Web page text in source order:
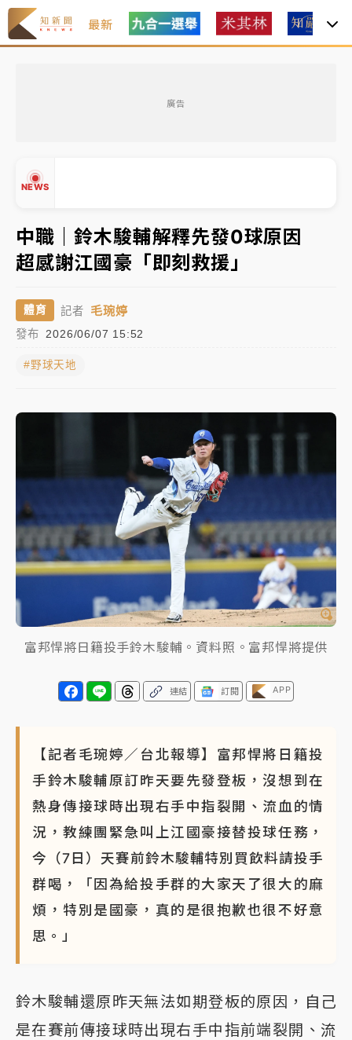
最新
廣告
NEWS
處置制度大變革！ 證交所今起縮短股票「關禁閉」天
數與撮合時間
才續任就飛美國大學面試 清大校長高為元致歉：機會
到來時引起我的好奇
白海豚颱風解除海警 西南風來了！4縣市大雨特報、各
分析｜
標？ 鴻海本週法說法人關注的四大重點
中租控股7月營收創今年新高 前7月獲利成長6%
獨家｜ 和欣客運總裁逝世！少東涉洗錢遭收押 戴手銬
腳鐐提前奔靈堂畫面曝
處置制度大變革！ 證交所今起縮短股票「關禁閉」天
數與撮合時間
才續任就飛美國大學面試 清大校長高為元致歉：機會
到來時引起我的好奇
白海豚颱風解除海警 西南風來了！4縣市大雨特報、各
地午後雷雨
分析｜ 7月營收甫首破單月9000億元下半年續旺指
標？ 鴻海本週法說法人關注的四大重點
盟 兩大愛徒向他致
中職｜鈴木駿輔解釋先發0球原因
超感謝江國豪「即刻救援」
體育 記者 毛琬婷
發布 2026/06/07 15:52
#野球天地
富邦悍將日籍投手鈴木駿輔。資料照。富邦悍將提供
連結 訂閱 APP
【記者毛琬婷／台北報導】富邦悍將日籍投
手鈴木駿輔原訂昨天要先發登板，沒想到在
熱身傳接球時出現右手中指裂開、流血的情
況，教練團緊急叫上江國豪接替投球任務，
今（7日）天賽前鈴木駿輔特別買飲料請投手
群喝，「因為給投手群的大家天了很大的麻
煩，特別是國豪，真的是很抱歉也很不好意
思。」
鈴木駿輔還原昨天無法如期登板的原因，自己
是在賽前傳接球時出現右手中指前端裂開、流